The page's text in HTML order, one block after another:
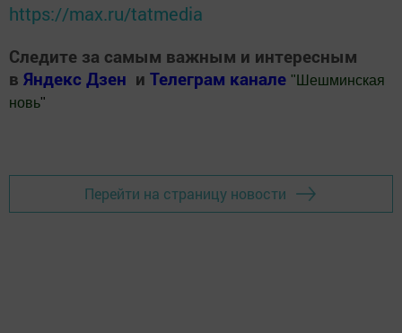
https://max.ru/tatmedia
Следите за самым важным и интересным
в Яндекс Дзен и Телеграм канале " Шешминская
новь"
Перейти на страницу новости